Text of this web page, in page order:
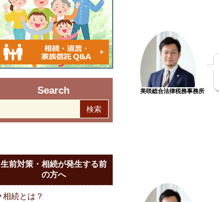
Search
生前対策・相続が発生する前
の方へ
相続とは？
美咲総合法律税務事務所